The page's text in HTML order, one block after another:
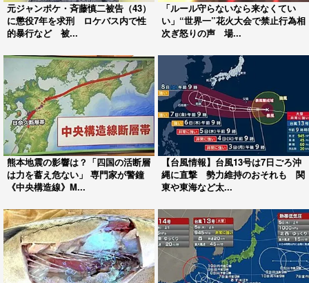
元ジャンポケ・斉藤慎二被告（43）
に懲役7年を求刑 ロケバス内で性
的暴行など 被...
「ルール守らないなら来なくてい
い」“世界一”花火大会で禁止行為相
次ぎ怒りの声 場...
熊本地震の影響は？「四国の活断層
は力を蓄え危ない」 専門家が警鐘
《中央構造線》M...
【台風情報】台風13号は7日ごろ沖
縄に直撃 勢力維持のおそれも 関
東や東海など太...